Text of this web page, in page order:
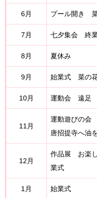
6月 プール開き
7月 七夕集会 終
8月 夏休み
9月 始業式 菜の
10月 運動会 遠足
11月
運動遊びの会
唐招提寺へ油
12月
作品展 お楽
業式
1月 始業式